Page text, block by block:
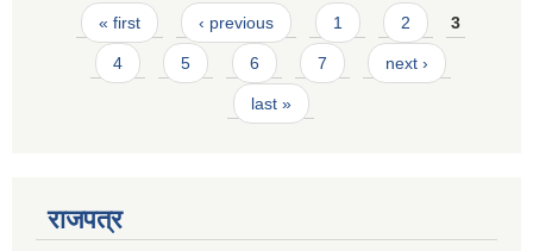
Pages
« first ‹ previous 1 2 3
4 5 6 7 next ›
last »
राजपत्र